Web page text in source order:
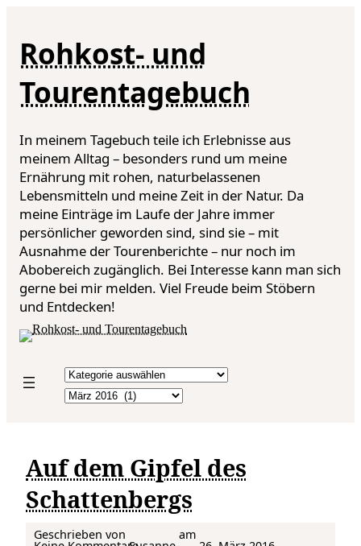
Rohkost- und
Tourentagebuch
In meinem Tagebuch teile ich Erlebnisse aus
meinem Alltag – besonders rund um meine
Ernährung mit rohen, naturbelassenen
Lebensmitteln und meine Zeit in der Natur. Da
meine Einträge im Laufe der Jahre immer
persönlicher geworden sind, sind sie – mit
Ausnahme der Tourenberichte – nur noch im
Abobereich zugänglich. Bei Interesse kann man sich
gerne bei mir melden. Viel Freude beim Stöbern
und Entdecken!
Kategorien
Archiv
Auf dem Gipfel des
Schattenbergs
Geschrieben von am